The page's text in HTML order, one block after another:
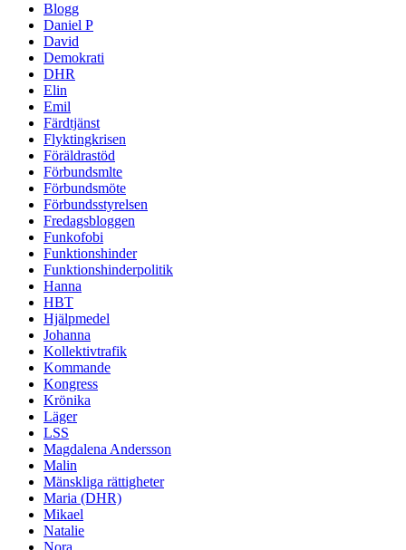
Blogg
Daniel P
David
Demokrati
DHR
Elin
Emil
Färdtjänst
Flyktingkrisen
Föräldrastöd
Förbundsmlte
Förbundsmöte
Förbundsstyrelsen
Fredagsbloggen
Funkofobi
Funktionshinder
Funktionshinderpolitik
Hanna
HBT
Hjälpmedel
Johanna
Kollektivtrafik
Kommande
Kongress
Krönika
Läger
LSS
Magdalena Andersson
Malin
Mänskliga rättigheter
Maria (DHR)
Mikael
Natalie
Nora